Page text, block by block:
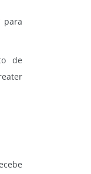
para
de